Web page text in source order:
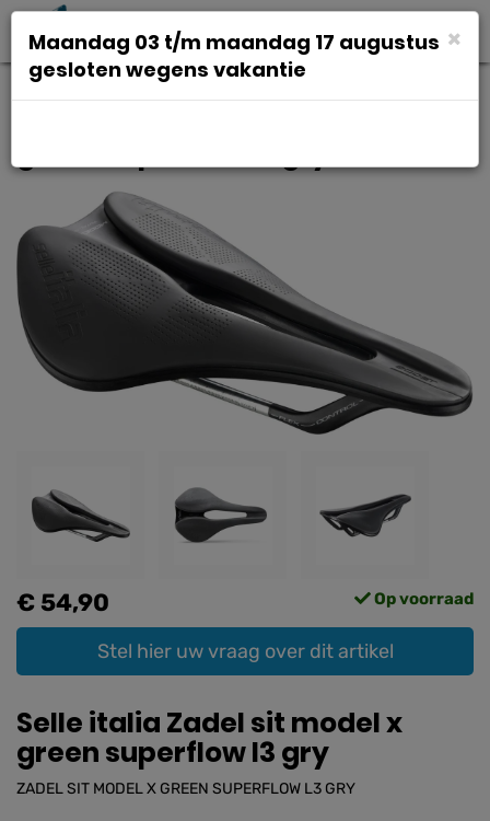
€ 54,90 Op voorraad
Stel hier uw vraag over dit artikel
Selle italia Zadel sit model x
green superflow l3 gry
ZADEL SIT MODEL X GREEN SUPERFLOW L3 GRY
×
Maandag 03 t/m maandag 17 augustus
gesloten wegens vakantie